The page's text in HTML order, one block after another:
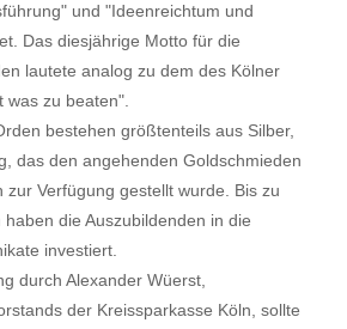
und "Ideenreichtum und
Das diesjährige Motto für die
lautete analog zu dem des Kölner
was zu beaten".
bestehen größtenteils aus Silber,
das den angehenden Goldschmieden
zur Verfügung gestellt wurde. Bis zu
die Auszubildenden in die
investiert.
durch Alexander Wüerst,
der Kreissparkasse Köln, sollte